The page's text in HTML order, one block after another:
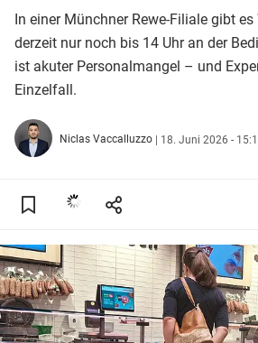
In einer Münchner Rewe-Filiale gibt
derzeit nur noch bis 14 Uhr an der
ist akuter Personalmangel – und
Einzelfall.
Niclas Vaccalluzzo | 18. Juni 2026 -